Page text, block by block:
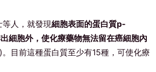
人，就發現細胞表面的蛋白質p-
細胞外，使化療藥物無法留在癌細胞內
目前這種蛋白質至少有15種，可使化療